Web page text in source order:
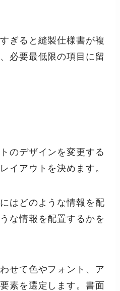
ぎると縫製仕様書が複
必要最低限の項目に留
のデザインを変更する
イアウトを決めます。
はどのような情報を配
な情報を配置するかを
せて色やフォント、ア
素を選定します。書面